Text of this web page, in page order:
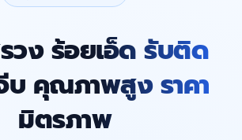
วง ร้อยเอ็ด รับติด
คุณภาพสูง ราคา
มิตรภาพ